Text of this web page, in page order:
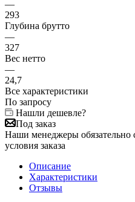
—
293
Глубина брутто
—
327
Вес нетто
—
24,7
Все характеристики
По запросу
Нашли дешевле?
Под заказ
Наши менеджеры обязательно
условия заказа
Описание
Характеристики
Отзывы